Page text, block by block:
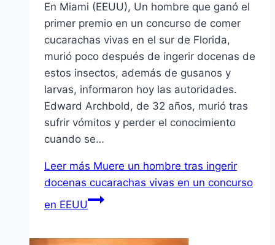
En Miami (EEUU), Un hombre que ganó el
primer premio en un concurso de comer
cucarachas vivas en el sur de Florida,
murió poco después de ingerir docenas de
estos insectos, además de gusanos y
larvas, informaron hoy las autoridades.
Edward Archbold, de 32 años, murió tras
sufrir vómitos y perder el conocimiento
cuando se…
Leer más Muere un hombre tras ingerir
docenas cucarachas vivas en un concurso
en EEUU